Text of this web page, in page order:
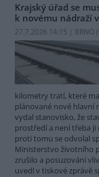
Krajský úřad se
k novému nádraží
27.7.2026 14:15 | BRNO (
kilometry tratí, které
plánované nové hlavní
vydal stanovisko, že
prostředí a není třeba
proti tomu se odvolal
Ministerstvo životního
zrušilo a posuzování
uvedl v tiskové zprávě